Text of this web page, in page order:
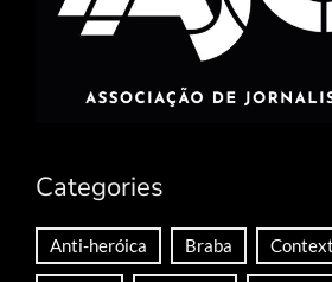
Categories
Anti-heróica Braba